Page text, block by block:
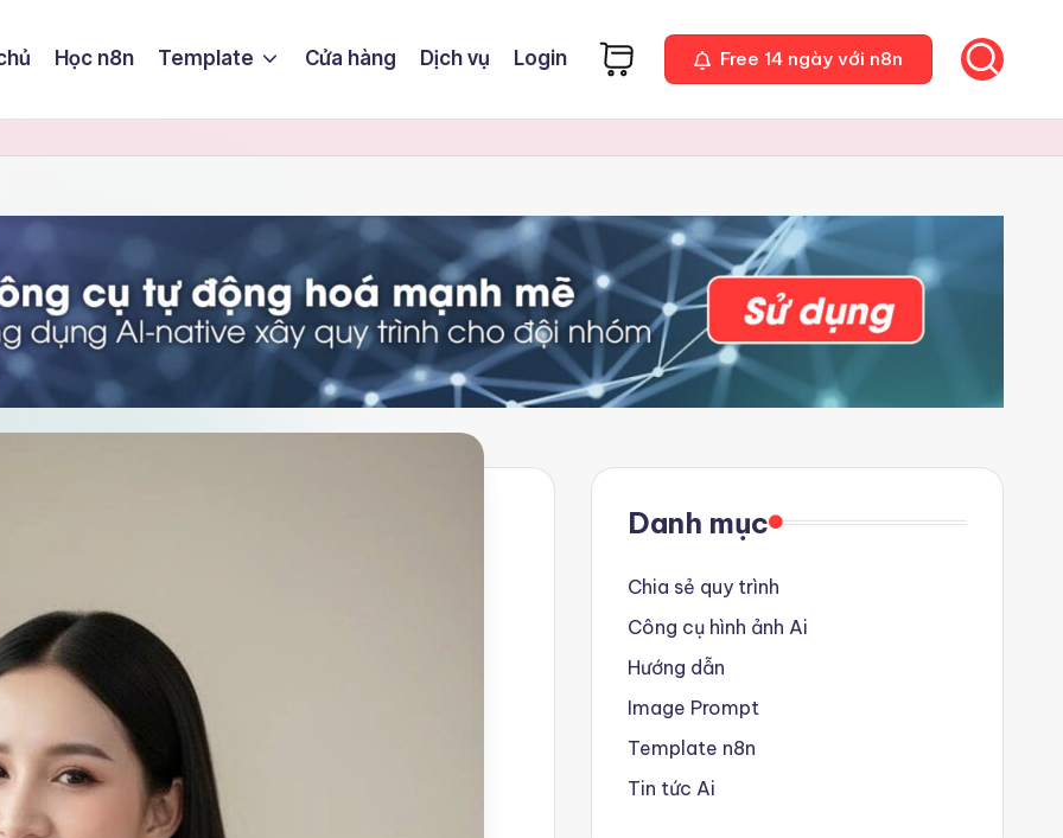
Học n8n Template Cửa hàng Dịch vụ Login Free 14 ngày với n8n
Danh mục
Chia sẻ quy trình
Công cụ hình ảnh Ai
Hướng dẫn
Image Prompt
Template n8n
Tin tức Ai